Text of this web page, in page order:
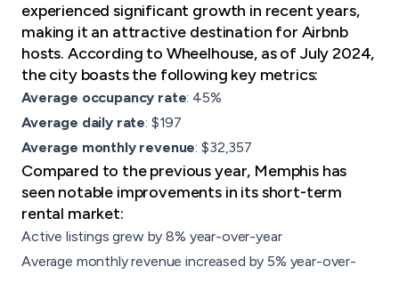
experienced significant growth in recent years,
making it an attractive destination for Airbnb
hosts. According to Wheelhouse, as of July 2024,
the city boasts the following key metrics:
Average occupancy rate: 45%
Average daily rate: $197
Average monthly revenue: $32,357
Compared to the previous year, Memphis has
seen notable improvements in its short-term
rental market:
Active listings grew by 8% year-over-year
Average monthly revenue increased by 5% year-over-